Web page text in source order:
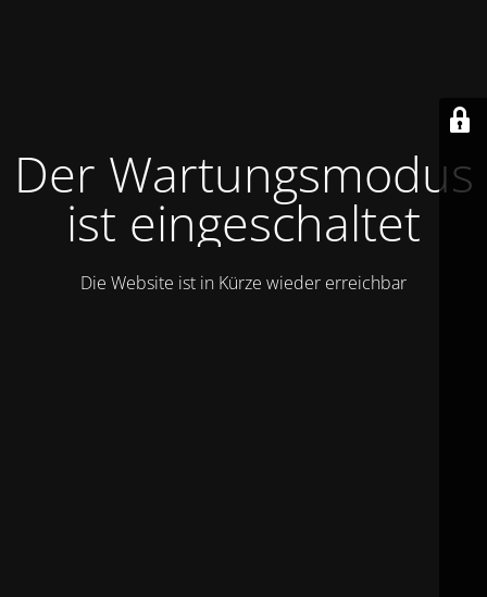
Der Wartungsmodus
ist eingeschaltet
Die Website ist in Kürze wieder erreichbar